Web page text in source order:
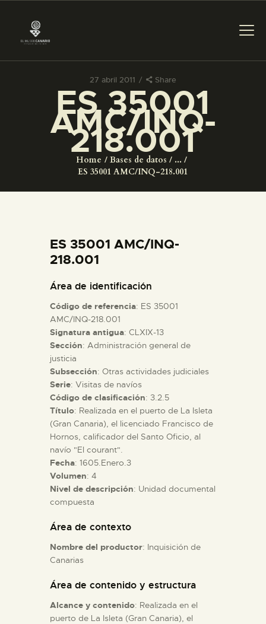
27 abril 2011 Share
ES 35001
AMC/INQ-
218.001
Home Bases de datos
...
ES 35001 AMC/INQ-218.001
PREPARAR LA VISITA
ACTIVIDADES
COLECCIONES
ESPAÑOL
PREPARAR LA VISITA
ACTIVIDADES
█
EL MUSEO
COLECCIONES
DIDÁCTICA
ESPAÑOL
ES 35001 AMC/INQ-
218.001
Área de identificación
Código de referencia: ES 35001
AMC/INQ-218.001
Signatura antigua: CLXIX-13
Sección: Administración general de
justicia
Subsección: Otras actividades judiciales
Serie: Visitas de navíos
Código de clasificación: 3.2.5
Título: Realizada en el puerto de La Isleta
(Gran Canaria), el licenciado Francisco de
Hornos, calificador del Santo Oficio, al
navío "El courant".
Fecha: 1605.Enero.3
Volumen: 4
Nivel de descripción: Unidad documental
compuesta
Área de contexto
Nombre del productor: Inquisición de
Canarias
Área de contenido y estructura
Alcance y contenido: Realizada en el
puerto de La Isleta (Gran Canaria), el